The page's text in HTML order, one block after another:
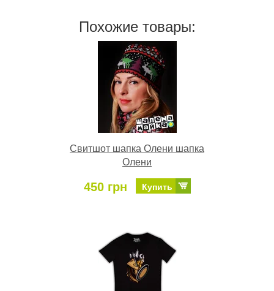
Похожие товары:
Свитшот шапка Олени шапка
Олени
450 грн Купить